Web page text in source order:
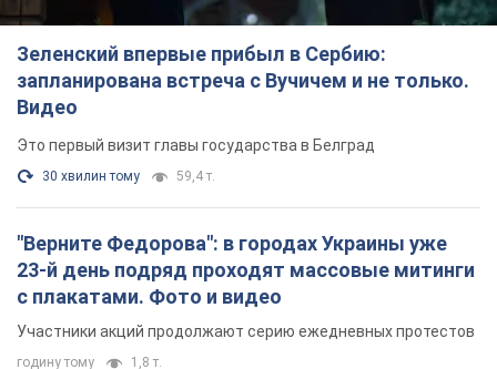
с плакатами. Фото и видео
Участники акций продолжают серию ежедневных протестов
годину тому 1,8 т.
Сенат США одобрил законопроект Грэма о
санкциях против России: что дальше
годину тому 3,9 т.